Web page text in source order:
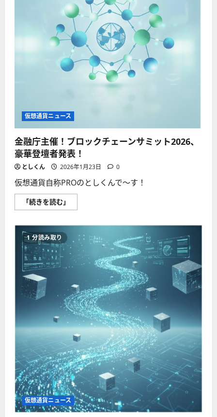
5
銘
柄！
に
つ
い
て
さ
ら
に
読
仮想通貨ニュース
金融庁主催！ブロックチェーンサミット2026、
豪華登壇者発表！
としくん 2026年1月23日 0
仮想通貨自称PROのとしくんで〜す！
「続きを読む」
融
催！
ロ
ッ
ク
チ
ェ
ン
サ
ミ
ッ
ト
2026、
豪
華
登
壇
者
発
表！
に
つ
い
て
さ
ら
に
1 分読み取り
仮想通貨ニュース